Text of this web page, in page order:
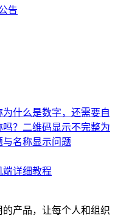
告
什么是数字，还需要自
？ 二维码显示不完整为
与名称显示问题
详细教程
产品，让每个人和组织